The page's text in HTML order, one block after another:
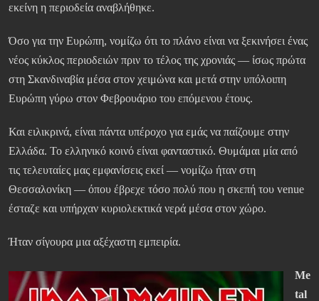
εκείνη η περιοδεία αναβλήθηκε.
Όσο για την Ευρώπη, νομίζω ότι το πλάνο είναι να ξεκινήσει ένας
νέος κύκλος περιοδειών πριν το τέλος της χρονιάς — ίσως πρώτα
στη Σκανδιναβία μέσα στον χειμώνα και μετά στην υπόλοιπη
Ευρώπη γύρω στον Φεβρουάριο του επόμενου έτους.
Και ειλικρινά, είναι πάντα υπέροχο για εμάς να παίζουμε στην
Ελλάδα. Το ελληνικό κοινό είναι φανταστικό. Θυμάμαι μία από
τις τελευταίες μας εμφανίσεις εκεί — νομίζω ήταν στη
Θεσσαλονίκη — όπου έβρεχε τόσο πολύ που η σκεπή του venue
έσταζε και υπήρχαν κυριολεκτικά νερά μέσα στον χώρο.
Ήταν σίγουρα μια αξέχαστη εμπειρία.
Me
tal